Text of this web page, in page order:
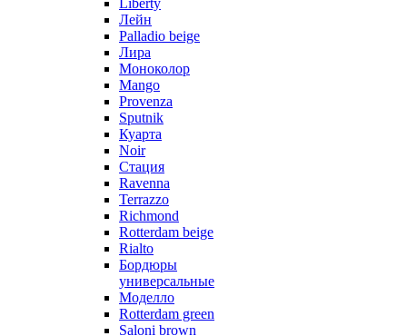
Liberty
Лейн
Palladio beige
Лира
Моноколор
Mango
Provenza
Sputnik
Куарта
Noir
Стация
Ravenna
Terrazzo
Richmond
Rotterdam beige
Rialto
Бордюры
универсальные
Моделло
Rotterdam green
Saloni brown